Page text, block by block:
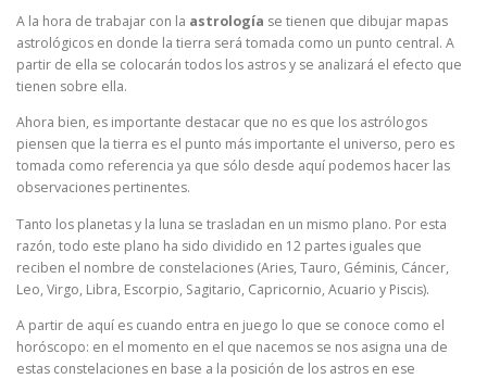
A la hora de trabajar con la astrología se tienen que dibujar mapas
astrológicos en donde la tierra será tomada como un punto central. A
partir de ella se colocarán todos los astros y se analizará el efecto que
tienen sobre ella.
Ahora bien, es importante destacar que no es que los astrólogos
piensen que la tierra es el punto más importante el universo, pero es
tomada como referencia ya que sólo desde aquí podemos hacer las
observaciones pertinentes.
Tanto los planetas y la luna se trasladan en un mismo plano. Por esta
razón, todo este plano ha sido dividido en 12 partes iguales que
reciben el nombre de constelaciones (Aries, Tauro, Géminis, Cáncer,
Leo, Virgo, Libra, Escorpio, Sagitario, Capricornio, Acuario y Piscis).
A partir de aquí es cuando entra en juego lo que se conoce como el
horóscopo: en el momento en el que nacemos se nos asigna una de
estas constelaciones en base a la posición de los astros en ese